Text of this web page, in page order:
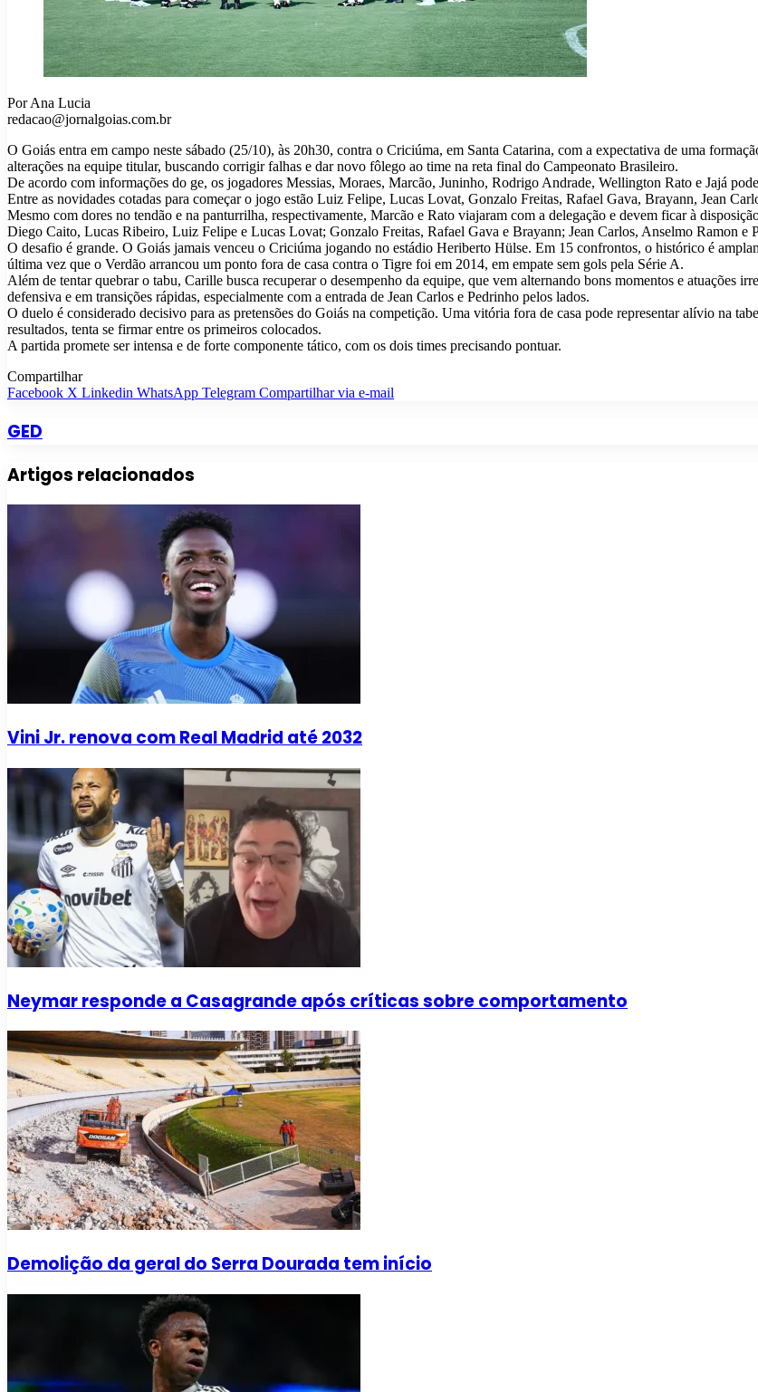
Por Ana Lucia
redacao@jornalgoias.com.br
O Goiás entra em campo neste sábado (25/10), às 20h30, contra o Criciúma, em Santa Catarina, com a expectativa de uma
alterações na equipe titular, buscando corrigir falhas e dar novo fôlego ao time na reta final do Campeonato Brasileiro.
De acordo com informações do ge, os jogadores Messias, Moraes, Marcão, Juninho, Rodrigo Andrade, Wellington Rato e Jajá
Entre as novidades cotadas para começar o jogo estão Luiz Felipe, Lucas Lovat, Gonzalo Freitas, Rafael Gava, Brayann, Jean
Mesmo com dores no tendão e na panturrilha, respectivamente, Marcão e Rato viajaram com a delegação e devem ficar à
Diego Caito, Lucas Ribeiro, Luiz Felipe e Lucas Lovat; Gonzalo Freitas, Rafael Gava e Brayann; Jean Carlos, Anselmo Ramon e
O desafio é grande. O Goiás jamais venceu o Criciúma jogando no estádio Heriberto Hülse. Em 15 confrontos, o histórico é
última vez que o Verdão arrancou um ponto fora de casa contra o Tigre foi em 2014, em empate sem gols pela Série A.
Além de tentar quebrar o tabu, Carille busca recuperar o desempenho da equipe, que vem alternando bons momentos e atuações
defensiva e em transições rápidas, especialmente com a entrada de Jean Carlos e Pedrinho pelos lados.
O duelo é considerado decisivo para as pretensões do Goiás na competição. Uma vitória fora de casa pode representar alívio na
resultados, tenta se firmar entre os primeiros colocados.
A partida promete ser intensa e de forte componente tático, com os dois times precisando pontuar.
Compartilhar
Facebook X Linkedin WhatsApp Telegram Compartilhar via e-mail
GED
Artigos relacionados
Vini Jr. renova com Real Madrid até 2032
Neymar responde a Casagrande após críticas sobre comportamento
Demolição da geral do Serra Dourada tem início